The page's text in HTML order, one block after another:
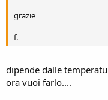
grazie
f.
dipende dalle
ora vuoi farlo....